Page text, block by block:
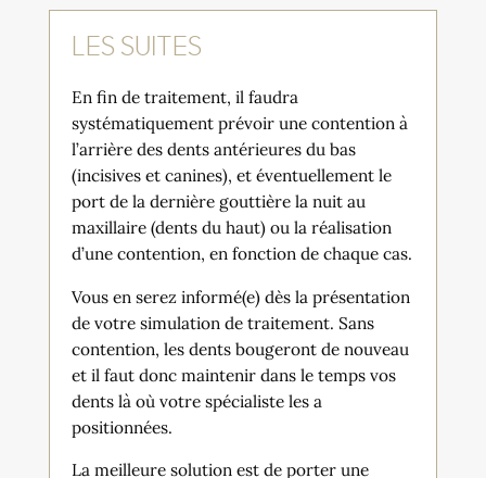
LES SUITES
En fin de traitement, il faudra
systématiquement prévoir une contention à
l’arrière des dents antérieures du bas
(incisives et canines), et éventuellement le
port de la dernière gouttière la nuit au
maxillaire (dents du haut) ou la réalisation
d’une contention, en fonction de chaque cas.
Vous en serez informé(e) dès la présentation
de votre simulation de traitement. Sans
contention, les dents bougeront de nouveau
et il faut donc maintenir dans le temps vos
dents là où votre spécialiste les a
positionnées.
La meilleure solution est de porter une